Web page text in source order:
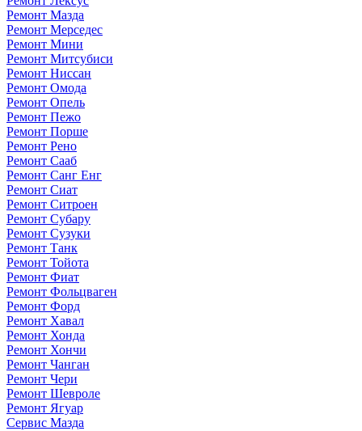
Ремонт Мазда
Ремонт Мерседес
Ремонт Мини
Ремонт Митсубиси
Ремонт Ниссан
Ремонт Омода
Ремонт Опель
Ремонт Пежо
Ремонт Порше
Ремонт Рено
Ремонт Сааб
Ремонт Санг Енг
Ремонт Сиат
Ремонт Ситроен
Ремонт Субару
Ремонт Сузуки
Ремонт Танк
Ремонт Тойота
Ремонт Фиат
Ремонт Фольцваген
Ремонт Форд
Ремонт Хавал
Ремонт Хонда
Ремонт Хончи
Ремонт Чанган
Ремонт Чери
Ремонт Шевроле
Ремонт Ягуар
Сервис Мазда